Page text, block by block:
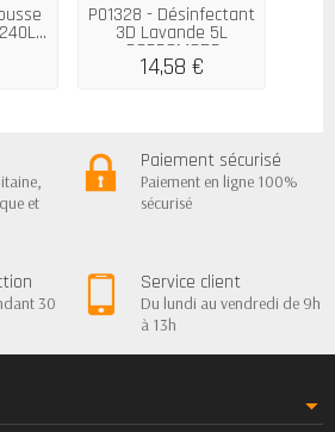
P01328 - Désinfectant
3D Lavande 5L
SOPROMODE
14,58 €
et
Paiement sécurisé
Paiement en ligne 100%
sécurisé
30
Service client
Du lundi au vendredi de 9h
à 13h